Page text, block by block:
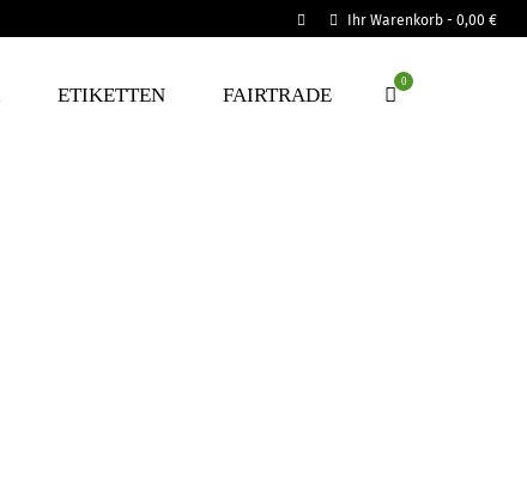
Ihr Warenkorb - 0,00 €
ETIKETTEN FAIRTRADE
0